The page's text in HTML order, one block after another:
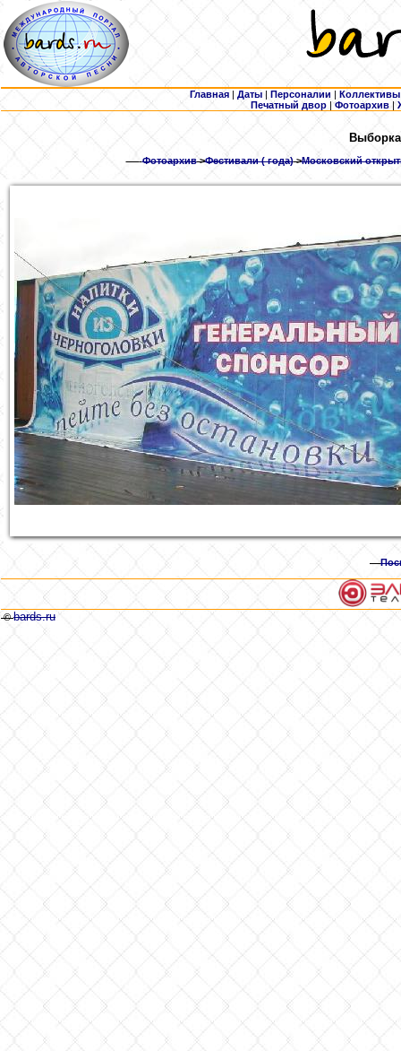
Главная | Даты | Персоналии | Коллективы
Печатный двор |Фотоархив |
Фотоархив>Фестивали ( года)>Московский
©bards.ru